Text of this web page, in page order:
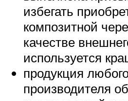
избегать
композитной
качестве
используется
продукция
производителя